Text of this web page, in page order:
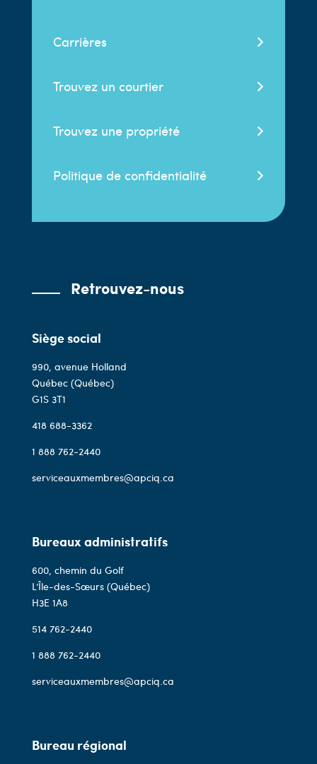
Carrières
Trouvez un courtier
Trouvez une propriété
Politique de confidentialité
Retrouvez-nous
Siège social
990, avenue Holland
Québec (Québec)
G1S 3T1
418 688-3362
1 888 762-2440
serviceauxmembres@apciq.ca
Bureaux administratifs
600, chemin du Golf
L’Île-des-Sœurs (Québec)
H3E 1A8
514 762-2440
1 888 762-2440
serviceauxmembres@apciq.ca
Bureau régional